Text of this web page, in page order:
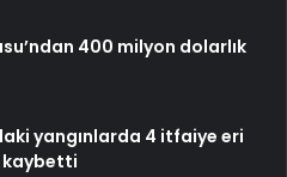
400 milyon dolarlık
yangınlarda 4 itfaiye eri
kaybetti